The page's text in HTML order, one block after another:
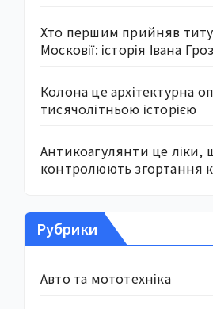
Хто першим прийняв
Московії: історія Івана
Колона це архітектурна
тисячолітньою історією
Антикоагулянти це ліки,
контролюють згортання
Рубрики
Авто та мототехніка